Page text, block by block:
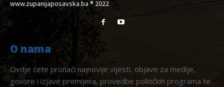
www.zupanijaposavska.ba ® 2022
O nama
Ovdje ćete pronaći najnovije vijesti, objave za medije,
govore i izjave premijera, provedbe političkih programa te